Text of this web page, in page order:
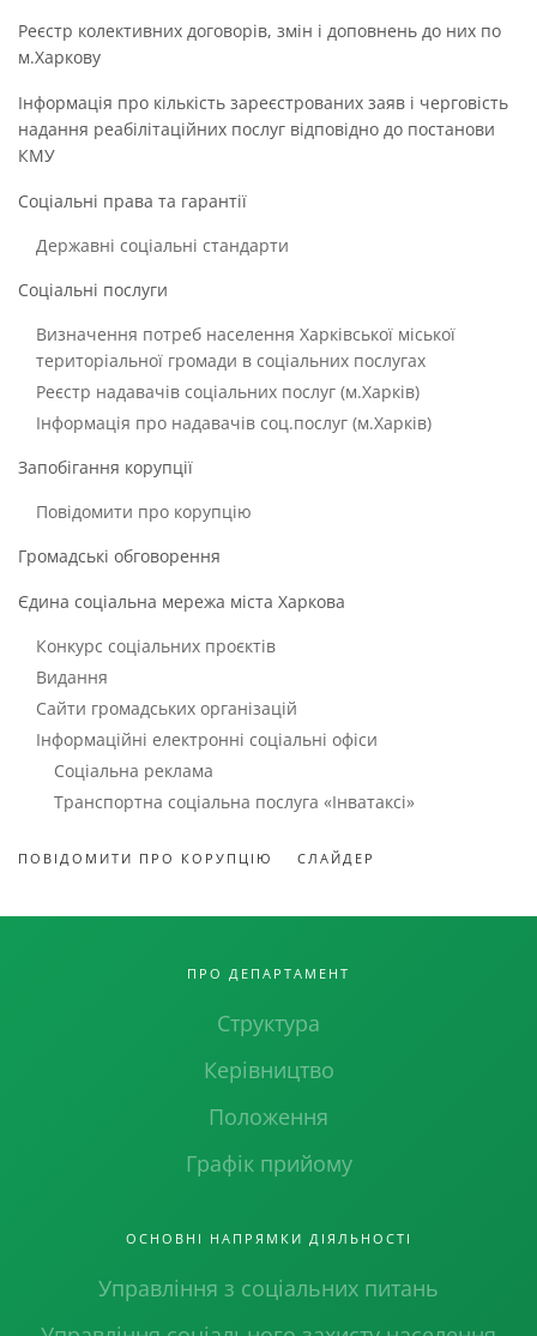
Реєстр колективних договорів, змін і доповнень до них по
м.Харкову
Інформація про кількість зареєстрованих заяв і черговість
надання реабілітаційних послуг відповідно до постанови
КМУ
Соціальні права та гарантії
Державні соціальні стандарти
Соціальні послуги
Визначення потреб населення Харківської міської
територіальної громади в соціальних послугах
Реєстр надавачів соціальних послуг (м.Харків)
Інформація про надавачів соц.послуг (м.Харків)
Запобігання корупції
Повідомити про корупцію
Громадські обговорення
Єдина соціальна мережа міста Харкова
Конкурс соціальних проєктів
Видання
Сайти громадських організацій
Інформаційні електронні соціальні офіси
Соціальна реклама
Транспортна соціальна послуга «Інватаксі»
ПОВІДОМИТИ ПРО КОРУПЦІЮ СЛАЙДЕР
ПРО ДЕПАРТАМЕНТ
Структура
Керівництво
Положення
Графік прийому
ОСНОВНІ НАПРЯМКИ ДІЯЛЬНОСТІ
Управління з соціальних питань